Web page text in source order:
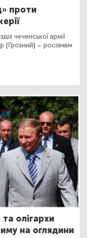
проти
чеченської армії
(Грозний) – росіянам
олігархи
на оглядини